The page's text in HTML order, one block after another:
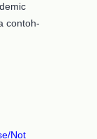
contoh-
Not